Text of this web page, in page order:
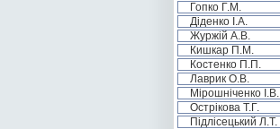
Гопко Г.М.
Діденко І.А.
Журжій А.В.
Кишкар П.М.
Костенко П.П.
Лаврик О.В.
Мірошніченко І.В.
Острікова Т.Г.
Підлісецький Л.Т.